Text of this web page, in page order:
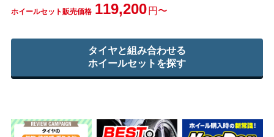
ホイールセット販売価格 119,200 円〜
タイヤと組み合わせる
ホイールセットを探す